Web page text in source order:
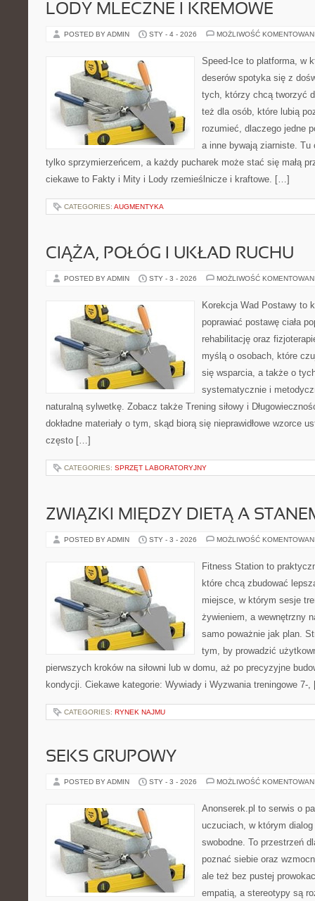
LODY MLECZNE I KREMOWE
POSTED BY ADMIN STY - 4 - 2026 MOŻLIWOŚĆ
Speed-Ice to platforma, w
deserów spotyka się z
tych, którzy chcą tworzyć
też dla osób, które lubią
rozumieć, dlaczego jedne
a inne bywają ziarniste. Tu
tylko sprzymierzeńcem, a każdy pucharek może stać się małą
ciekawe to Fakty i Mity i Lody rzemieślnicze i kraftowe. […]
CATEGORIES: AUGMENTYKA
CIĄŻA, POŁÓG I UKŁAD RUCHU
POSTED BY ADMIN STY - 3 - 2026 MOŻLIWOŚĆ
Korekcja Wad Postawy to
poprawiać postawę ciała
rehabilitację oraz
myślą o osobach, które
się wsparcia, a także o
systematycznie i
naturalną sylwetkę. Zobacz także Trening siłowy i
dokładne materiały o tym, skąd biorą się nieprawidłowe wzorce
często […]
CATEGORIES: SPRZĘT LABORATORYJNY
ZWIĄZKI MIĘDZY DIETĄ A
POSTED BY ADMIN STY - 3 - 2026 MOŻLIWOŚĆ
Fitness Station to
które chcą zbudować
miejsce, w którym sesje
żywieniem, a wewnętrzny
samo poważnie jak plan.
tym, by prowadzić
pierwszych kroków na siłowni lub w domu, aż po precyzyjne
kondycji. Ciekawe kategorie: Wywiady i Wyzwania treningowe 7-
CATEGORIES: RYNEK NAJMU
SEKS GRUPOWY
POSTED BY ADMIN STY - 3 - 2026 MOŻLIWOŚĆ
Anonserek.pl to serwis o
uczuciach, w którym
swobodne. To przestrzeń
poznać siebie oraz
ale też bez pustej
empatią, a stereotypy są